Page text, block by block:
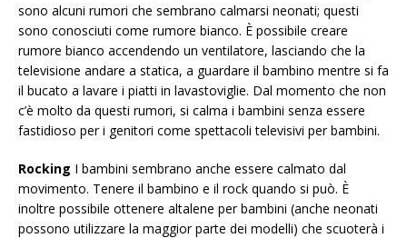
sono alcuni rumori che sembrano calmarsi neonati; questi
sono conosciuti come rumore bianco. È possibile creare
rumore bianco accendendo un ventilatore, lasciando che la
televisione andare a statica, a guardare il bambino mentre si fa
il bucato a lavare i piatti in lavastoviglie. Dal momento che non
c’è molto da questi rumori, si calma i bambini senza essere
fastidioso per i genitori come spettacoli televisivi per bambini.
Rocking I bambini sembrano anche essere calmato dal
movimento. Tenere il bambino e il rock quando si può. È
inoltre possibile ottenere altalene per bambini (anche neonati
possono utilizzare la maggior parte dei modelli) che scuoterà i